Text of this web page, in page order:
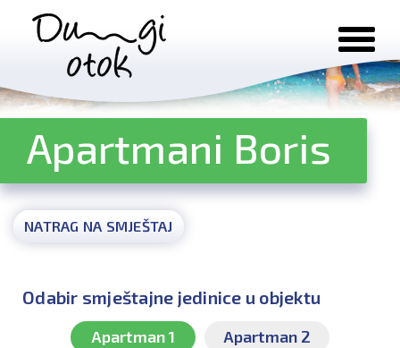
Preskoči na sadržaj
Apartmani Boris
NATRAG NA SMJEŠTAJ
Odabir smještajne jedinice u objektu
Apartman 1
Apartman 2